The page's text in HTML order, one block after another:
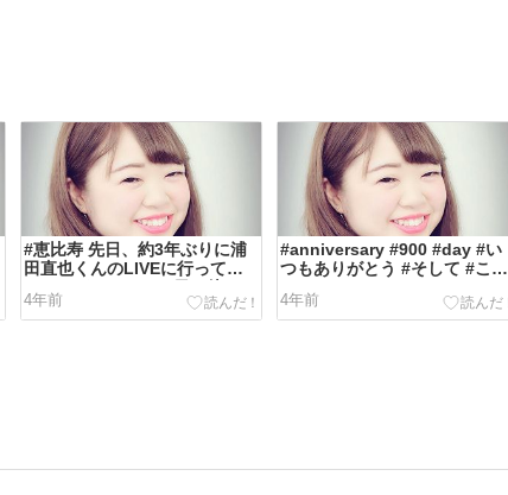
#恵比寿 先日、約3年ぶりに浦
田直也くんのLIVEに行ってき
ましたどれだけこの日を待ち...
4年前
#anniversary #900 #day #い
つもありがとう #そして #これ
から...
4年前